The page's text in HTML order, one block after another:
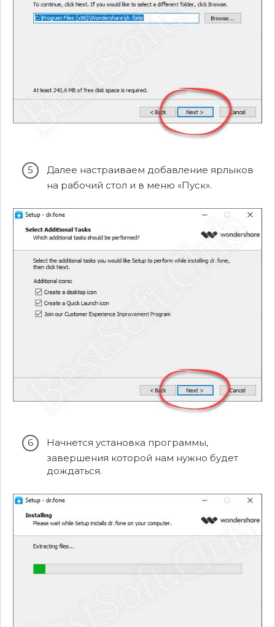
Далее настраиваем добавление ярлыков
на рабочий стол и в меню «Пуск».
Начнется установка программы,
завершения которой нам нужно будет
дождаться.